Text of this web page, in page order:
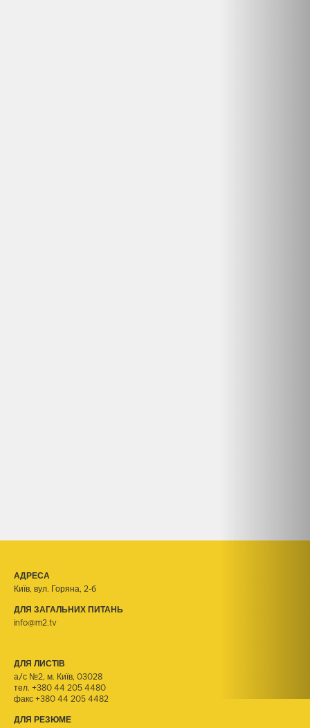
АДРЕСА
Київ, вул. Горяна, 2-б
ДЛЯ ЗАГАЛЬНИХ ПИТАНЬ
info@m2.tv
ДЛЯ ЛИСТІВ
а/с №2, м. Київ, 03028
тел. +380 44 205 4480
факс +380 44 205 4482
ДЛЯ РЕЗЮМЕ